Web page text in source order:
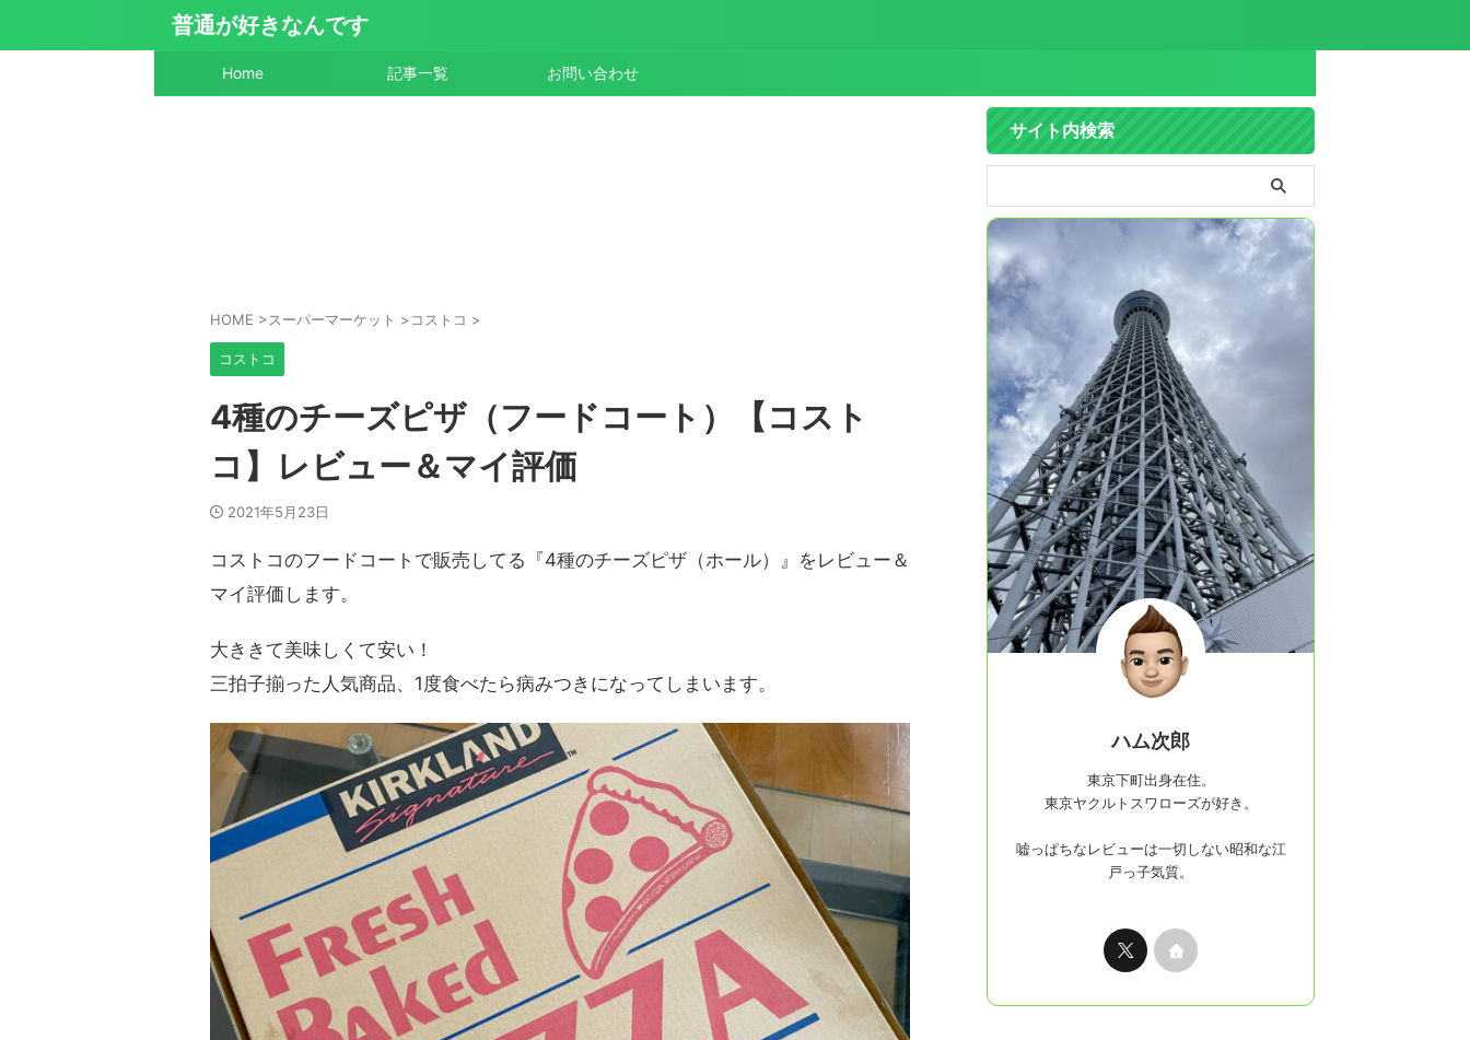
普通が好きなんです
Home 記事一覧 お問い合わせ
HOME >スーパーマーケット >コストコ >
コストコ
4種のチーズピザ（フードコート）【コスト
コ】レビュー＆マイ評価
2021年5月23日
コストコのフードコートで販売してる『4種のチーズピザ（ホール）』をレビュー＆
マイ評価します。
大ききて美味しくて安い！
三拍子揃った人気商品、1度食べたら病みつきになってしまいます。
サイト内検索
ハム次郎
東京下町出身在住。
東京ヤクルトスワローズが好き。
嘘っぱちなレビューは一切しない昭和な江
戸っ子気質。